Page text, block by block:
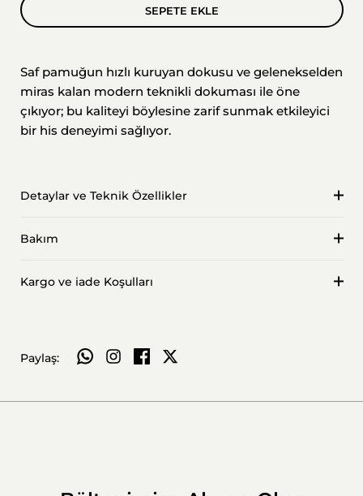
SEPETE EKLE
Saf pamuğun hızlı kuruyan dokusu ve gelenekselden
miras kalan modern teknikli dokuması ile öne
çıkıyor; bu kaliteyi böylesine zarif sunmak etkileyici
bir his deneyimi sağlıyor.
Detaylar ve Teknik Özellikler
Bakım
Kargo ve iade Koşulları
Paylaş: WhatsApp ile paylaş